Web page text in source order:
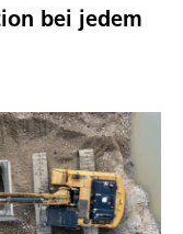
bei jedem